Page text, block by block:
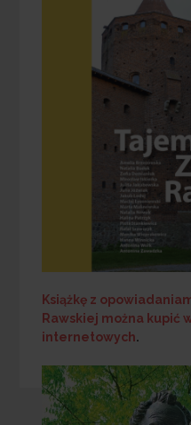
Książkę z
Rawskiej można kupić
internetowych.